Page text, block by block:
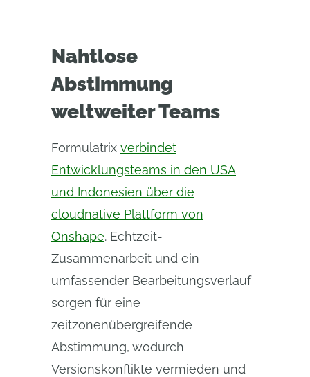
Nahtlose
Abstimmung
weltweiter Teams
Formulatrix verbindet
Entwicklungsteams in den USA
und Indonesien über die
cloudnative Plattform von
Onshape. Echtzeit-
Zusammenarbeit und ein
umfassender Bearbeitungsverlauf
sorgen für eine
zeitzonenübergreifende
Abstimmung, wodurch
Versionskonflikte vermieden und